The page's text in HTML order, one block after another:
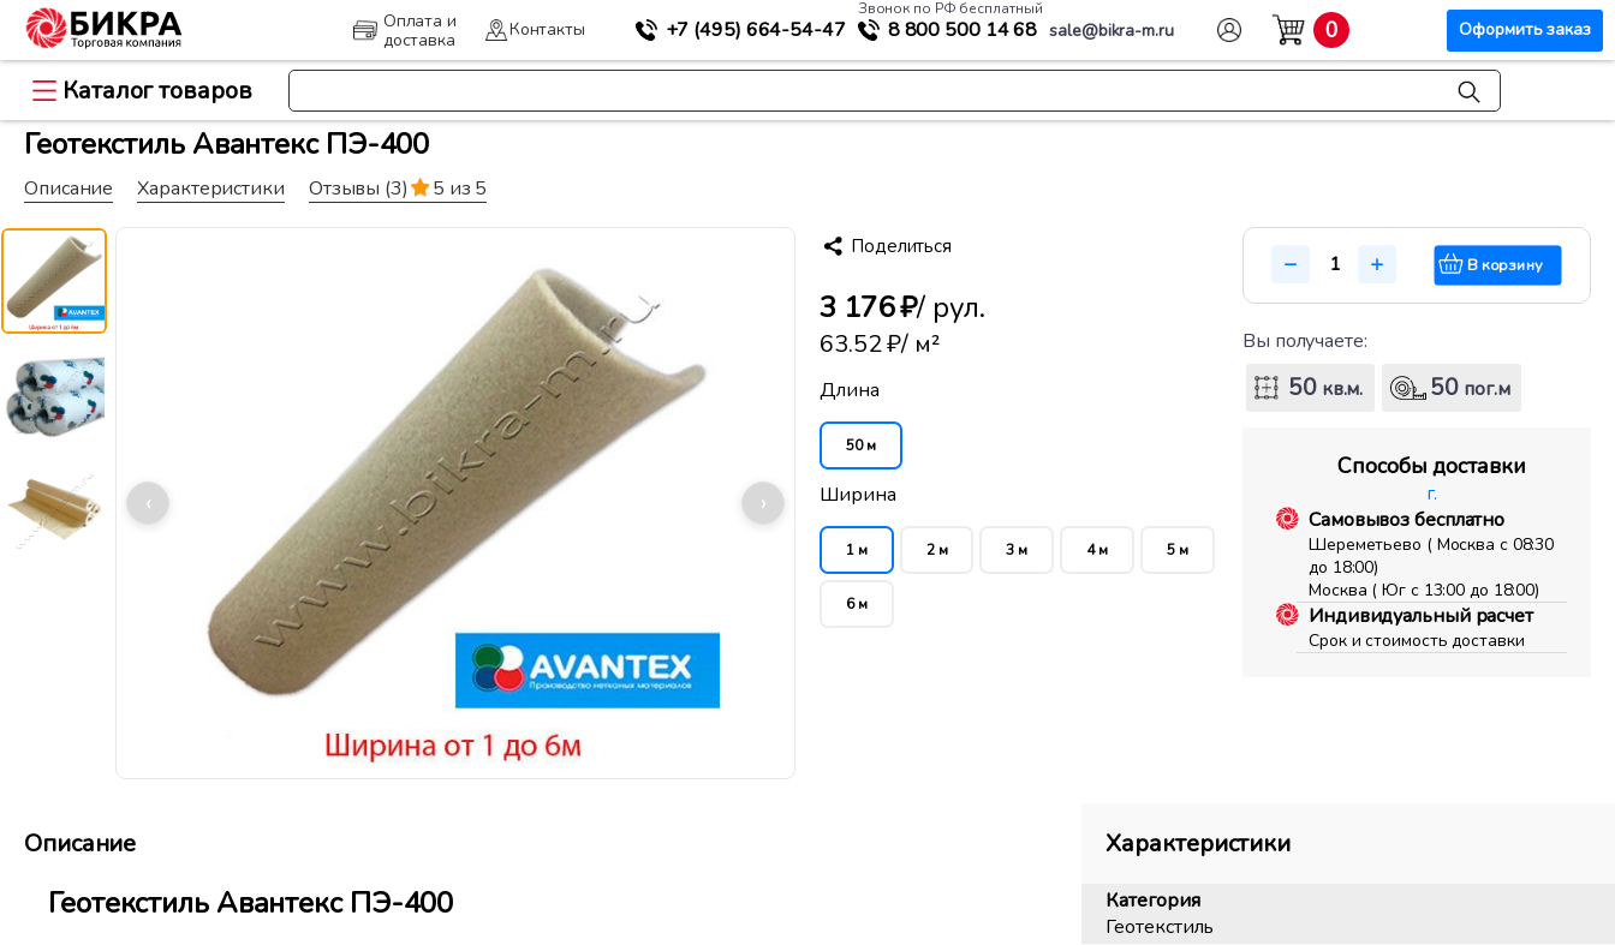
Оплата и
доставка
Контакты +7 (495) 664-54-47
Звонок по РФ бесплатный
8 800 500 14 68 sale@bikra-m.ru 0 Оформить заказ
Каталог товаров
Геотекстиль Авантекс ПЭ-400
Описание Характеристики Отзывы (3) 5 из 5
‹ ›
Поделиться
3 176 ₽/ рул.
63.52 ₽/ м²
Длина
50 м
Ширина
1 м 2 м 3 м 4 м 5 м
6 м
В корзину
Вы получаете:
50кв.м. 50 пог.м
Способы доставки
г.
Самовывоз бесплатно
Шереметьево ( Москва с 08:30
до 18:00)
Москва ( Юг с 13:00 до 18:00)
Индивидуальный расчет
Срок и стоимость доставки
Описание
Геотекстиль Авантекс ПЭ-400
Характеристики
Категория
Геотекстиль